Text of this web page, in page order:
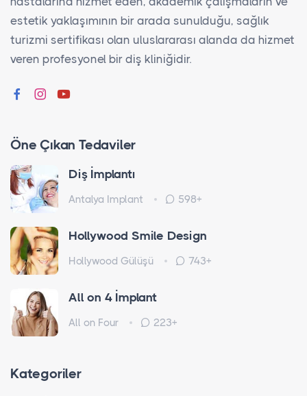
estetik yaklaşımının bir arada sunulduğu, sağlık
turizmi sertifikası olan uluslararası alanda da hizmet
veren profesyonel bir diş kliniğidir.
Öne Çıkan Tedaviler
Diş İmplantı
Antalya Implant 598+
Hollywood Smile Design
Hollywood Gülüşü 743+
All on 4 İmplant
All on Four 223+
Kategoriler